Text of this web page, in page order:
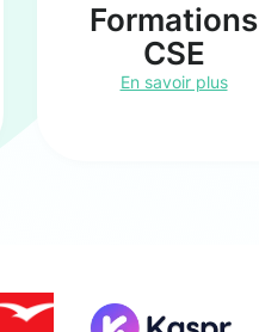
Formations
CSE
En savoir plus